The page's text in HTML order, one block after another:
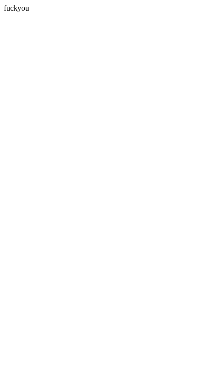
fuckyou